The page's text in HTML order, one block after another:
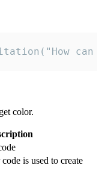
color.
is used to create